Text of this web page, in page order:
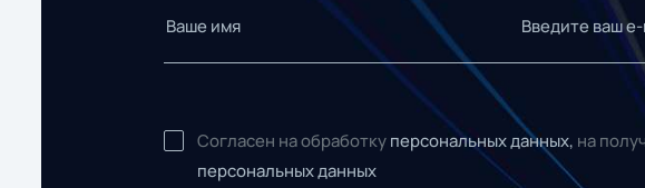
Согласен на обработку персональных данных, на
персональных данных